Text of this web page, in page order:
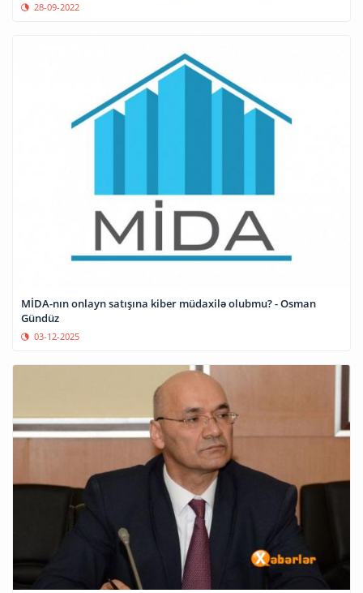
28-09-2022
MİDA-nın onlayn satışına kiber müdaxilə olubmu? - Osman
Gündüz
03-12-2025